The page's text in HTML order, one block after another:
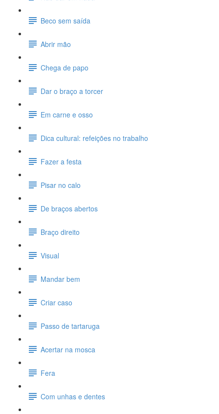
Beco sem saída
Abrir mão
Chega de papo
Dar o braço a torcer
Em carne e osso
Dica cultural: refeições no trabalho
Fazer a festa
Pisar no calo
De braços abertos
Braço direito
Visual
Mandar bem
Criar caso
Passo de tartaruga
Acertar na mosca
Fera
Com unhas e dentes